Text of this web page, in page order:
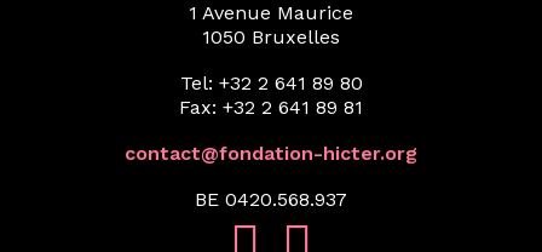
1 Avenue Maurice
1050 Bruxelles
Tel: +32 2 641 89 80
Fax: +32 2 641 89 81
contact@fondation-hicter.org
BE 0420.568.937